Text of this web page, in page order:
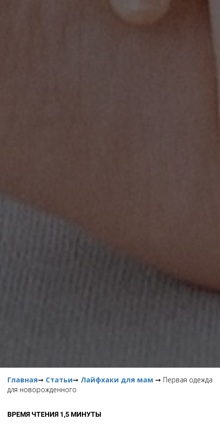
Главная➞ Статьи➞ Лайфхаки для мам ➞ Первая одежда
для новорожденного
ВРЕМЯ ЧТЕНИЯ 1,5 МИНУТЫ